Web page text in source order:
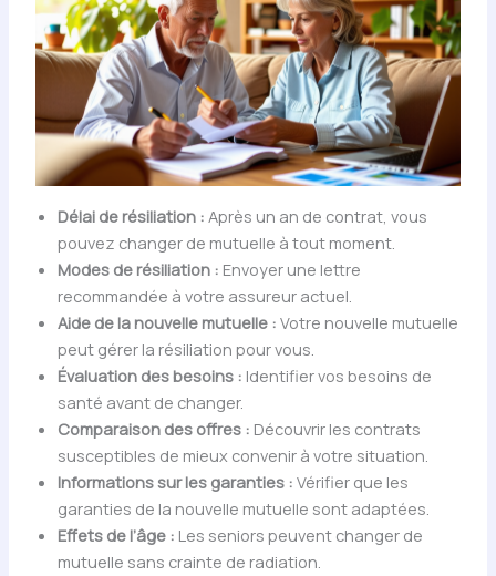
Délai de résiliation : Après un an de contrat, vous
pouvez changer de mutuelle à tout moment.
Modes de résiliation : Envoyer une lettre
recommandée à votre assureur actuel.
Aide de la nouvelle mutuelle : Votre nouvelle mutuelle
peut gérer la résiliation pour vous.
Évaluation des besoins : Identifier vos besoins de
santé avant de changer.
Comparaison des offres : Découvrir les contrats
susceptibles de mieux convenir à votre situation.
Informations sur les garanties : Vérifier que les
garanties de la nouvelle mutuelle sont adaptées.
Effets de l’âge : Les seniors peuvent changer de
mutuelle sans crainte de radiation.